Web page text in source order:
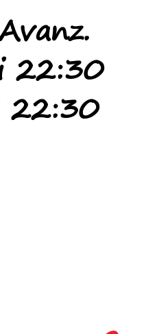
22:30
22:30